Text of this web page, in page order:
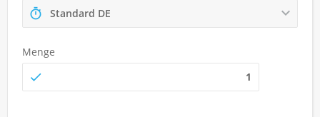
Standard DE
Menge